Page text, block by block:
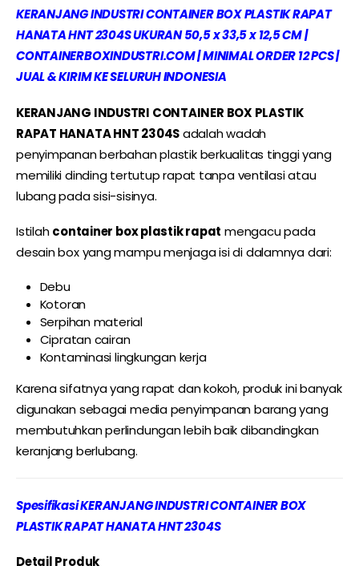
KERANJANG INDUSTRI CONTAINER BOX PLASTIK RAPAT
HANATA HNT 2304S UKURAN 50,5 x 33,5 x 12,5 CM |
CONTAINERBOXINDUSTRI.COM | MINIMAL ORDER 12 PCS |
JUAL & KIRIM KE SELURUH INDONESIA
KERANJANG INDUSTRI CONTAINER BOX PLASTIK
RAPAT HANATA HNT 2304Sadalah wadah
penyimpanan berbahan plastik berkualitas tinggi yang
memiliki dinding tertutup rapat tanpa ventilasi atau
lubang pada sisi-sisinya.
Istilahcontainer box plastik rapat mengacu pada
desain box yang mampu menjaga isi di dalamnya dari:
Debu
Kotoran
Serpihan material
Cipratan cairan
Kontaminasi lingkungan kerja
Karena sifatnya yang rapat dan kokoh, produk ini banyak
digunakan sebagai media penyimpanan barang yang
membutuhkan perlindungan lebih baik dibandingkan
keranjang berlubang.
Spesifikasi KERANJANG INDUSTRI CONTAINER BOX
PLASTIK RAPAT HANATA HNT 2304S
Detail Produk